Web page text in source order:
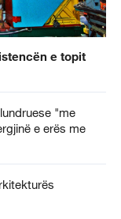
e topit
"me
e erës me